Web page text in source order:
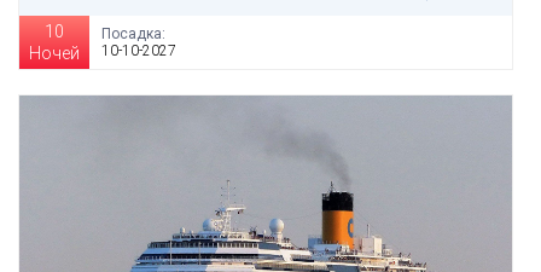
10
Ночей
Посадка:
10-10-2027